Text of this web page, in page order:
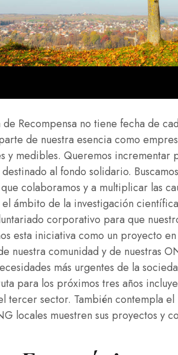
Recompensa no tiene fecha de
de nuestra esencia como
y medibles. Queremos
al fondo solidario.
colaboramos y a multiplicar las
ámbito de la investigación
corporativo para que
esta iniciativa como un proyecto
nuestra comunidad y de nuestras
más urgentes de la
para los próximos tres años
tercer sector. También contempla
locales muestren sus proyectos y